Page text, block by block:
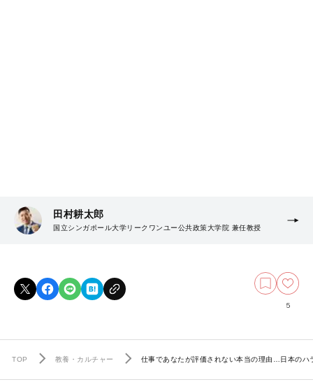
田村耕太郎
国立シンガポール大学リークワンユー公共政策大学院 兼任教授
5
TOP 教養・カルチャー 仕事であなたが評価されない本当の理由…日本のハ